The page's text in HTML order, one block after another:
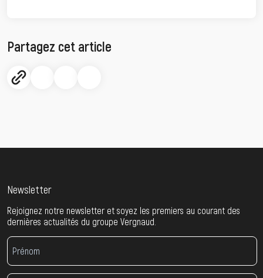
Partagez cet article
Newsletter
Rejoignez notre newsletter et soyez les premiers au courant des
dernières actualités du groupe Vergnaud.